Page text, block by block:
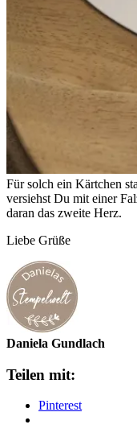
Für solch ein Kärtchen
versiehst Du mit einer
daran das zweite Herz.
Liebe Grüße
Daniela Gundlach
Teilen mit:
Pinterest